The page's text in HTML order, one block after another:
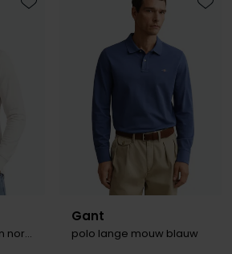
polo wit effen katoen normale fit
Toevoegen aan favorieten
Gant
polo lange mouw blauw